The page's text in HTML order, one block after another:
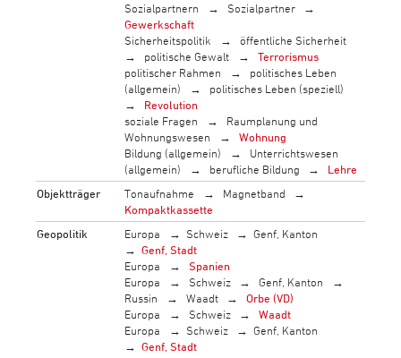
Sozialpartnern
Sozialpartner
Gewerkschaft
Sicherheitspolitik
öffentliche Sicherheit
politische Gewalt
Terrorismus
politischer Rahmen
politisches Leben
(allgemein)
politisches Leben (speziell)
Revolution
soziale Fragen
Raumplanung und
Wohnungswesen
Wohnung
Bildung (allgemein)
Unterrichtswesen
(allgemein)
berufliche Bildung
Lehre
Objektträger
Tonaufnahme
Magnetband
Kompaktkassette
Geopolitik
Europa Schweiz
Genf, Kanton
Genf, Stadt
Europa
Spanien
Europa
Schweiz
Genf, Kanton
Russin
Waadt
Orbe (VD)
Europa
Schweiz
Waadt
Europa
Schweiz
Genf, Kanton
Genf, Stadt